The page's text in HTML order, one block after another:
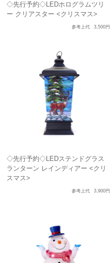
◇先行予約◇LEDホログラムツリ
ー クリアスター <クリスマス>
参考上代 3,500円
◇先行予約◇LEDステンドグラス
ランターン レインディアー <クリ
スマス>
参考上代 3,900円